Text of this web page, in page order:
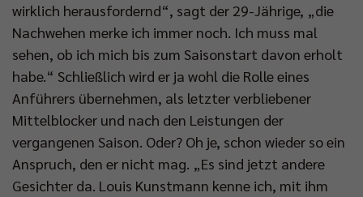
wirklich herausfordernd“, sagt der 29-Jährige, „die
Nachwehen merke ich immer noch. Ich muss mal
sehen, ob ich mich bis zum Saisonstart davon erholt
habe.“ Schließlich wird er ja wohl die Rolle eines
Anführers übernehmen, als letzter verbliebener
Mittelblocker und nach den Leistungen der
vergangenen Saison. Oder? Oh je, schon wieder so ein
Anspruch, den er nicht mag. „Es sind jetzt andere
Gesichter da. Louis Kunstmann kenne ich, mit ihm